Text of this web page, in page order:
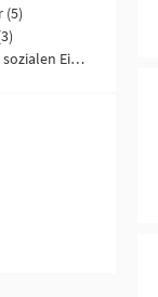
(5)
Verwaltung in Bildungs- und sozialen Einrichtungen (2)